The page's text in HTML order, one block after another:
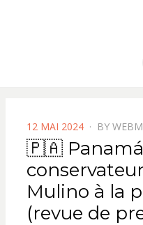
POSTED
ON
12 MAI 2024 BY
🇵🇦 Panamá
Mulino à la
(revue de